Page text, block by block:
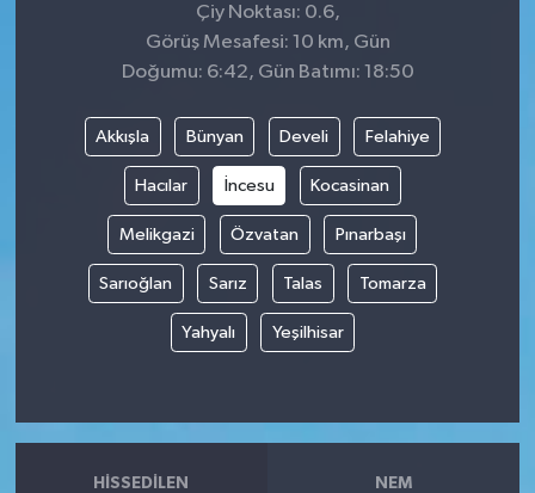
Çiy Noktası: 0.6,
Görüş Mesafesi: 10 km, Gün
Doğumu: 6:42, Gün Batımı: 18:50
Akkışla Bünyan Develi Felahiye
Hacılar İncesu Kocasinan
Melikgazi Özvatan Pınarbaşı
Sarıoğlan Sarız Talas Tomarza
Yahyalı Yeşilhisar
HISSEDILEN NEM